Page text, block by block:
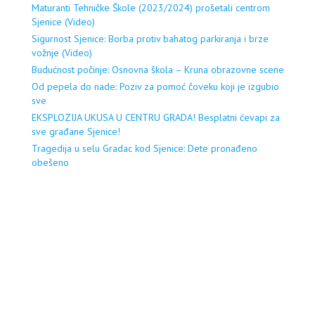
Maturanti Tehničke Škole (2023/2024) prošetali centrom
Sjenice (Video)
Sigurnost Sjenice: Borba protiv bahatog parkiranja i brze
vožnje (Video)
Budućnost počinje: Osnovna škola – Kruna obrazovne scene
Od pepela do nade: Poziv za pomoć čoveku koji je izgubio
sve
EKSPLOZIJA UKUSA U CENTRU GRADA! Besplatni ćevapi za
sve građane Sjenice!
Tragedija u selu Gradac kod Sjenice: Dete pronađeno
obešeno